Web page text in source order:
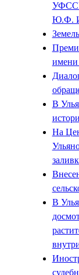
УФССП
Ю.Ф.
В
На
В